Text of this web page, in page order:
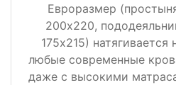
Евроразмер
200х220,
175х215) натягивается
любые современные
даже с высокими